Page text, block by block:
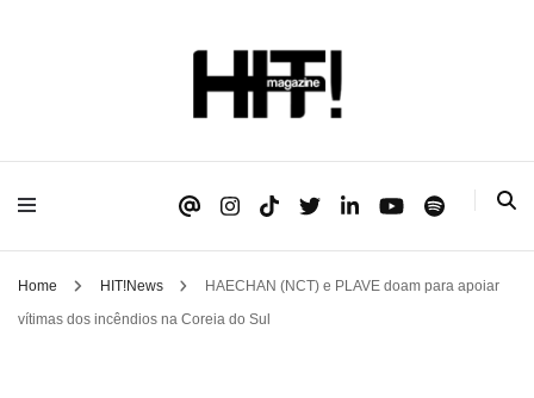
HIT!Magazine
Home HIT!News
HAECHAN (NCT) e PLAVE doam para apoiar
vítimas dos incêndios na Coreia do Sul